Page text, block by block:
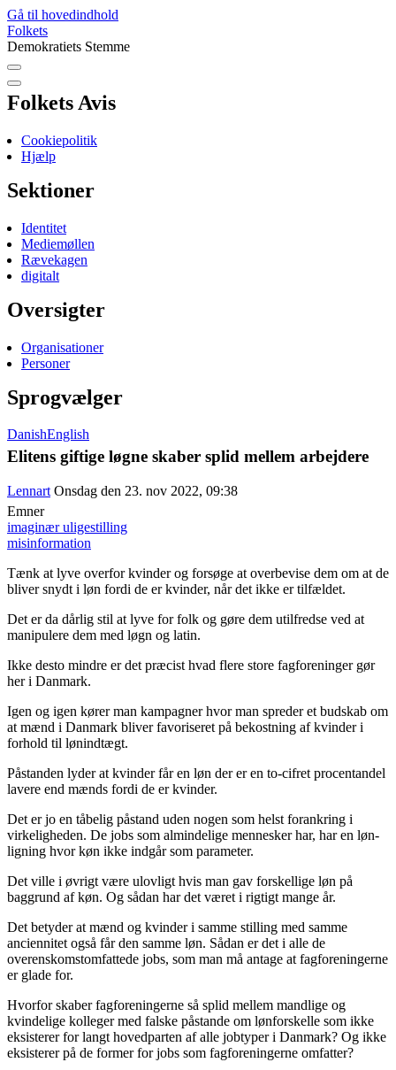
Gå til hovedindhold
Folkets
Demokratiets Stemme
Folkets Avis
Cookiepolitik
Hjælp
Sektioner
Identitet
Mediemøllen
Rævekagen
digitalt
Oversigter
Organisationer
Personer
Sprogvælger
DanishEnglish
Elitens giftige løgne skaber splid mellem arbejdere
Lennart Onsdag den 23. nov 2022, 09:38
Emner
imaginær uligestilling
misinformation
Tænk at lyve overfor kvinder og forsøge at overbevise dem om at de
bliver snydt i løn fordi de er kvinder, når det ikke er tilfældet.
Det er da dårlig stil at lyve for folk og gøre dem utilfredse ved at
manipulere dem med løgn og latin.
Ikke desto mindre er det præcist hvad flere store fagforeninger gør
her i Danmark.
Igen og igen kører man kampagner hvor man spreder et budskab om
at mænd i Danmark bliver favoriseret på bekostning af kvinder i
forhold til lønindtægt.
Påstanden lyder at kvinder får en løn der er en to-cifret procentandel
lavere end mænds fordi de er kvinder.
Det er jo en tåbelig påstand uden nogen som helst forankring i
virkeligheden. De jobs som almindelige mennesker har, har en løn-
ligning hvor køn ikke indgår som parameter.
Det ville i øvrigt være ulovligt hvis man gav forskellige løn på
baggrund af køn. Og sådan har det været i rigtigt mange år.
Det betyder at mænd og kvinder i samme stilling med samme
anciennitet også får den samme løn. Sådan er det i alle de
overenskomstomfattede jobs, som man må antage at fagforeningerne
er glade for.
Hvorfor skaber fagforeningerne så splid mellem mandlige og
kvindelige kolleger med falske påstande om lønforskelle som ikke
eksisterer for langt hovedparten af alle jobtyper i Danmark? Og ikke
eksisterer på de former for jobs som fagforeningerne omfatter?